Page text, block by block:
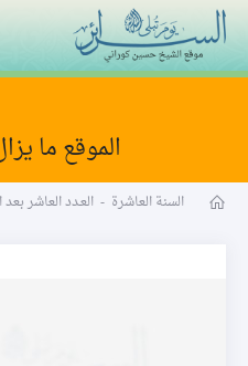
الموقع ما
السنة العاشرة - العـدد العاشر